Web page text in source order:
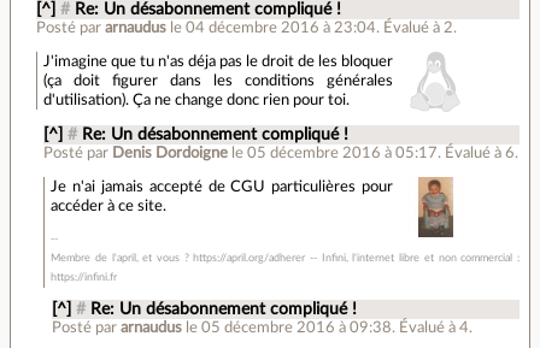
[^] # Re: Un désabonnement compliqué !
Posté par arnaudus le 04 décembre 2016 à 23:04. Évalué à 2.
J'imagine que tu n'as déja pas le droit de les bloquer
(ça doit figurer dans les conditions générales
d'utilisation). Ça ne change donc rien pour toi.
[^] # Re: Un désabonnement compliqué !
Posté par Denis Dordoigne le 05 décembre 2016 à 05:17. Évalué à6.
Je n'ai jamais accepté de CGU particulières pour
accéder à ce site.
Membre de l'april, et vous ? https://april.org/adherer -- Infini, l'internet libre et non commercial :
https://infini.fr
[^] # Re: Un désabonnement compliqué !
Posté par arnaudus le 05 décembre 2016 à 09:38. Évalué à 4.